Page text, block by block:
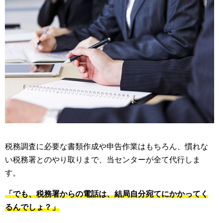
税務調査に必要な書類作成や申告作業はもちろん、慣れな
い税務署とのやり取りまで、当センターが全て代行しま
す。
「でも、税務署からの電話は、結局自分宛てにかかってく
るんでしょ？」